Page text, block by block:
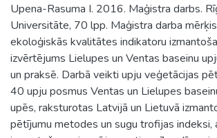
Upena-Rasuma I. 2016. Maģistra darbs.
Universitāte, 70 lpp. Maģistra darba
ekoloģiskās kvalitātes indikatoru
izvērtējums Lielupes un Ventas baseinu
un praksē. Darbā veikti upju veģetācijas
40 upju posmus Ventas un Lielupes
upēs, raksturotas Latvijā un Lietuvā
pētījumu metodes un sugu trofijas indeksi,